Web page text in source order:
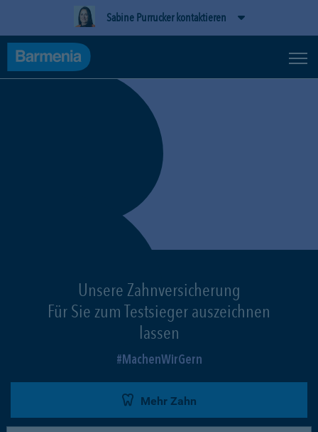
Sabine Purrucker kontaktieren
Unsere Zahnversicherung
Für Sie zum Testsieger auszeichnen
lassen
MachenWirGern
Mehr Zahn